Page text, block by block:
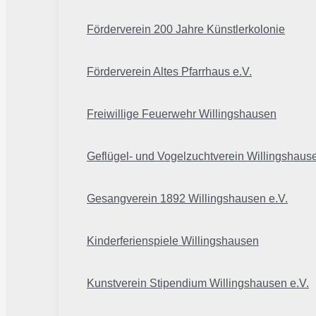
Förderverein 200 Jahre Künstlerkolonie
Förderverein Altes Pfarrhaus e.V.
Freiwillige Feuerwehr Willingshausen
Geflügel- und Vogelzuchtverein
Gesangverein 1892 Willingshausen e.V.
Kinderferienspiele Willingshausen
Kunstverein Stipendium Willingshausen e.V.